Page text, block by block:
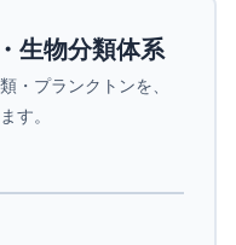
生物分類体系
・プランクトンを、
す。